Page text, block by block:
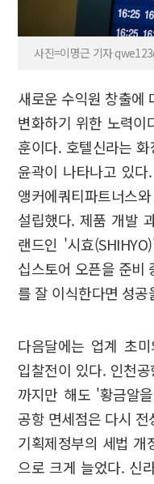
사진=이명근 기자
새로운 수익원 창출에
변화하기 위한 노력이
훈이다. 호텔신라는
윤곽이 나타나고 있
앵커에쿼티파트너스
설립했다. 제품 개발
랜드인 '시효
십스토어 오픈을 준비
를 잘 이식한다면 성
다음달에는 업계 초
입찰전이 있다. 인천
까지만 해도 '황금알
공항 면세점은 다시
기획제정부의 세법 개
으로 크게 늘었다. 신